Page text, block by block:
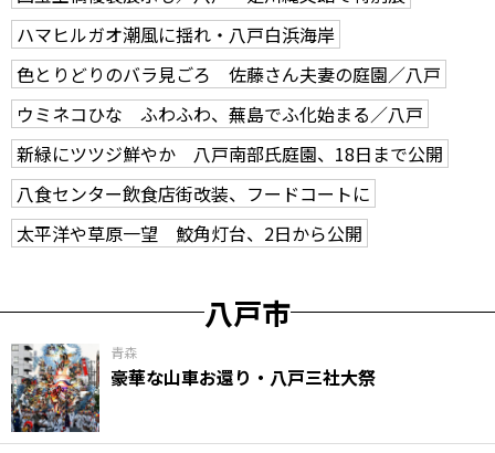
ハマヒルガオ潮風に揺れ・八戸白浜海岸
色とりどりのバラ見ごろ 佐藤さん夫妻の庭園／八戸
ウミネコひな ふわふわ、蕪島でふ化始まる／八戸
新緑にツツジ鮮やか 八戸南部氏庭園、18日まで公開
八食センター飲食店街改装、フードコートに
太平洋や草原一望 鮫角灯台、2日から公開
八戸市
青森
豪華な山車お還り・八戸三社大祭